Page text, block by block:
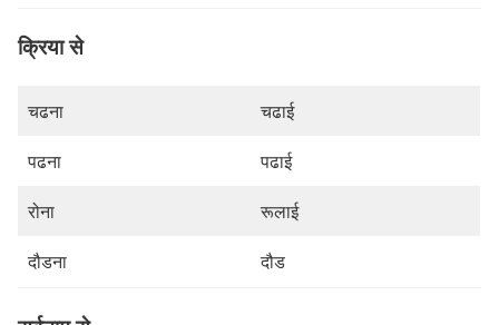
क्रिया से
चढना चढाई
पढना पढाई
रोना रूलाई
दौडना दौड